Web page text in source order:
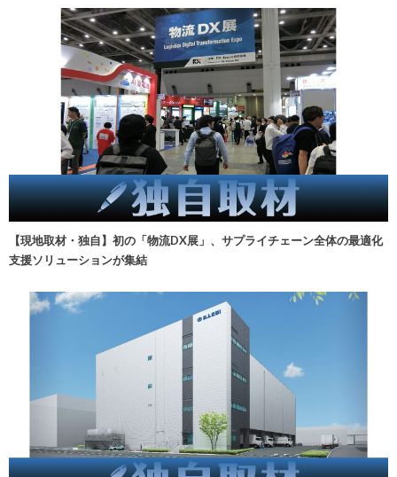
【現地取材・独自】初の「物流DX展」、サプライチェーン全体の最適化
支援ソリューションが集結